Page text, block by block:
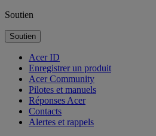
Soutien
Soutien
Acer ID
Enregistrer un produit
Acer Community
Pilotes et manuels
Réponses Acer
Contacts
Alertes et rappels